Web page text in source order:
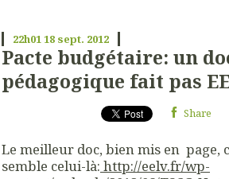
22h01 18 sept. 2012
Pacte budgétaire: un
pédagogique fait pas
Share
Le meilleur doc, bien mis en page,
semble celui-là: http://eelv.fr/wp-